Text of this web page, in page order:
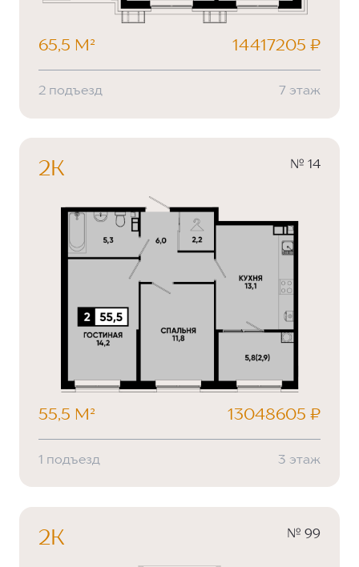
65,5 М² 14417205 ₽
2 подъезд 7 этаж
2К № 14
55,5 М² 13048605 ₽
1 подъезд 3 этаж
2К № 99